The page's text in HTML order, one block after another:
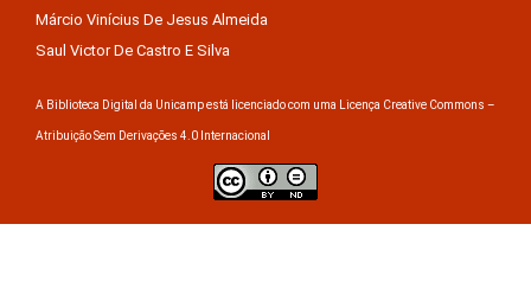
Márcio Vinícius De Jesus Almeida
Saul Victor De Castro E Silva
A Biblioteca Digital da Unicamp está licenciado com uma Licença Creative Commons –
Atribuição Sem Derivações 4.0 Internacional